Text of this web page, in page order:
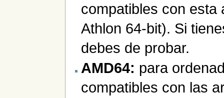
compatibles con esta
Athlon 64-bit). Si
debes de probar.
AMD64: para
compatibles con las